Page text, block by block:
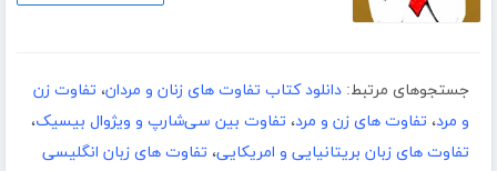
جستجوهای مرتبط: دانلود کتاب تفاوت های زنان و مردان، تفاوت زن
و مرد، تفاوت های زن و مرد، تفاوت بین سی‌شارپ و ویژوال بیسیک،
تفاوت های زبان بریتانیایی و امریکایی، تفاوت های زبان انگلیسی